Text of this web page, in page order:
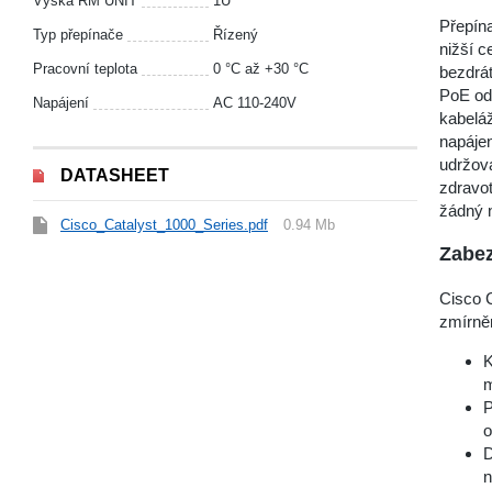
Typ přepínače Řízený
Pracovní teplota 0 °С až +30 °С
Napájení AC 110-240V
DATASHEET
Cisco_Catalyst_1000_Series.pdf 0.94 Mb
nižší
PoE
žádný
Cisco